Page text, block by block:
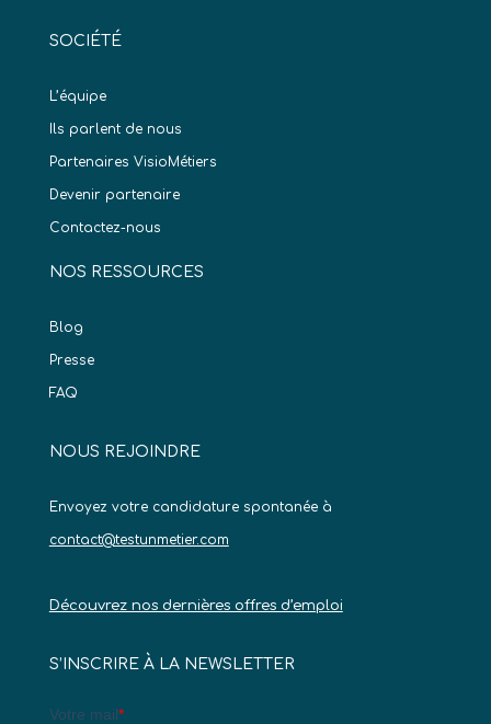
SOCIÉTÉ
L’équipe
Ils parlent de nous
Partenaires VisioMétiers
Devenir partenaire
Contactez-nous
NOS RESSOURCES
Blog
Presse
FAQ
NOUS REJOINDRE
Envoyez votre candidature spontanée à
contact@testunmetier.com
Découvrez nos dernières offres d’emploi
S’INSCRIRE À LA NEWSLETTER